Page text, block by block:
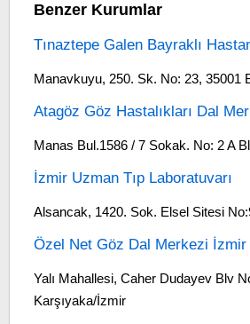
Benzer Kurumlar
Tınaztepe Galen Bayraklı
Manavkuyu, 250. Sk. No: 23, 35001
Atagöz Göz Hastalıkları Dal
Manas Bul.1586 / 7 Sokak. No: 2 A
İzmir Uzman Tıp Laboratuvarı
Alsancak, 1420. Sok. Elsel Sitesi
Özel Net Göz Dal Merkezi İzmir
Yalı Mahallesi, Caher Dudayev Blv
Karşıyaka/İzmir